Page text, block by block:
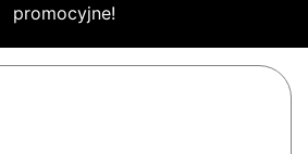
promocyjne!